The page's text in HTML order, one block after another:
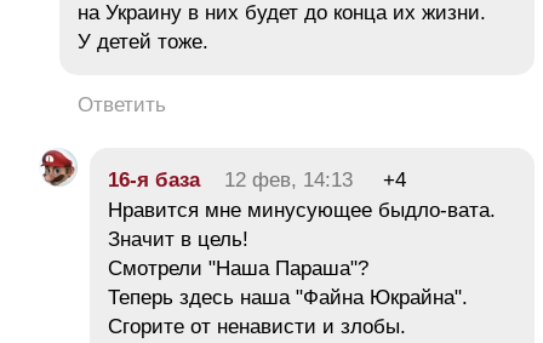
на Украину в них будет до конца их жизни.
У детей тоже.
Ответить
16-я база 12 фев, 14:13
+4
Нравится мне минусующее быдло-вата.
Значит в цель!
Смотрели "Наша Параша"?
Теперь здесь наша "Файна Юкрайна".
Сгорите от ненависти и злобы.